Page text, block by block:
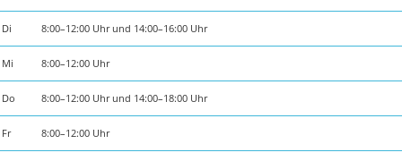
Di 8:00–12:00 Uhr und 14:00–16:00 Uhr
Mi 8:00–12:00 Uhr
Do 8:00–12:00 Uhr und 14:00–18:00 Uhr
Fr 8:00–12:00 Uhr